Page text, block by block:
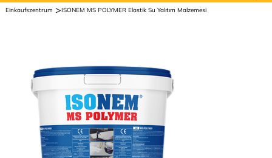
Einkaufszentrum >ISONEM MS POLYMER Elastik Su Yalıtım Malzemesi